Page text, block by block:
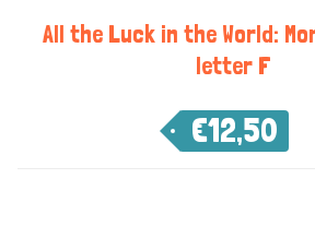
All the Luck in the World:
letter F
€12,50